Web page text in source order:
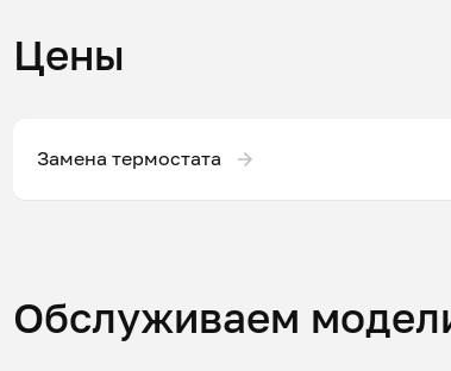
Цены
Замена термостата
Обслуживаем